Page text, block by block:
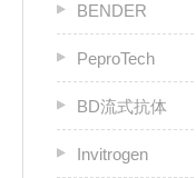
BENDER
PeproTech
BD流式抗体
Invitrogen